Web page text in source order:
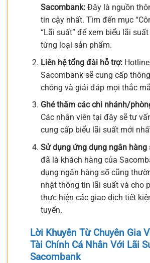
Sacombank:Đây là nguồn
tin cậy nhất. Tìm đến mục
“Lãi suất” để xem biểu lãi
từng loại sản phẩm.
Liên hệ tổng đài hỗ trợ:
Sacombank sẽ cung cấp
chóng và giải đáp mọi thắc
Ghé thăm các chi nhánh/
Các nhân viên tại đây sẽ tư
cung cấp biểu lãi suất mới
Sử dụng ứng dụng ngân hàng
đã là khách hàng của
dụng ngân hàng số cũng
nhật thông tin lãi suất và cho
thực hiện các giao dịch tiết
tuyến.
Lời Khuyên Từ Chuyên Gia
Tài Chính Cá Nhân Với Lãi
Sacombank